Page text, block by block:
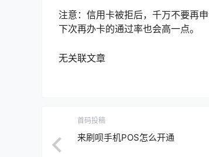
注意：信用卡被拒后，千万不要再
下次再办卡的通过率也会高一点。
无关联文章
首码投稿
来刷呗手机POS怎么开通